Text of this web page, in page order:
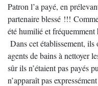
Patron l’a payé, en
partenaire blessé !!!
été humilié et fréquemment
Dans cet établissement,
agents de bains à nettoyer
sûr ils n’étaient pas payés
n’apparaît pas